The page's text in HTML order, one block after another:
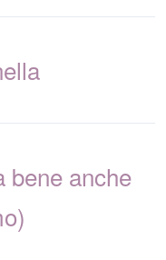
bene anche